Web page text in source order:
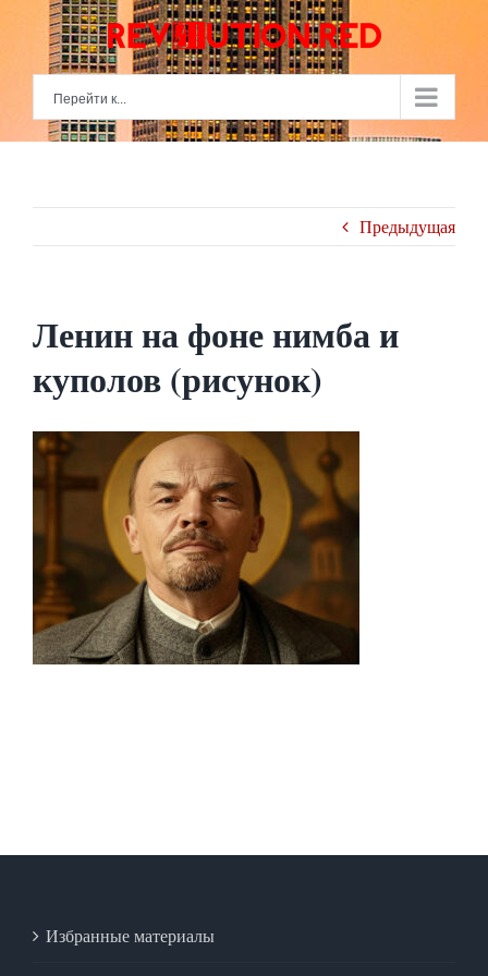
content
Перейти к...
Предыдущая
Ленин на фоне нимба и
куполов (рисунок)
Избранные материалы